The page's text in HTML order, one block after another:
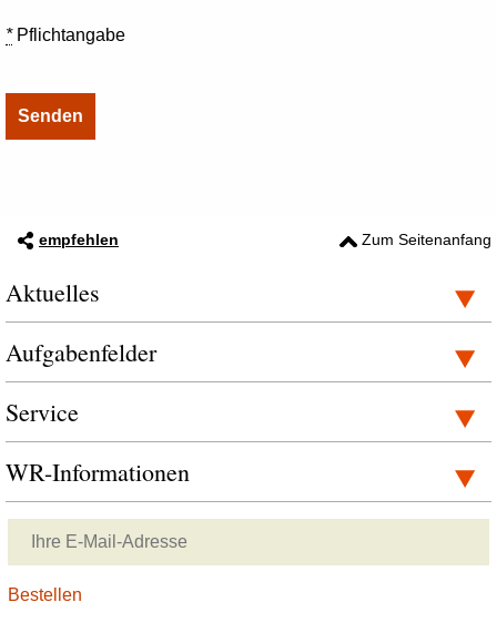
*Pflichtangabe
empfehlen Zum Seitenanfang
Aktuelles
Aufgabenfelder
Service
WR-Informationen